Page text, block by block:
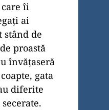
îi
ai
stând de
proastă
învăţaseră
gata
diferite